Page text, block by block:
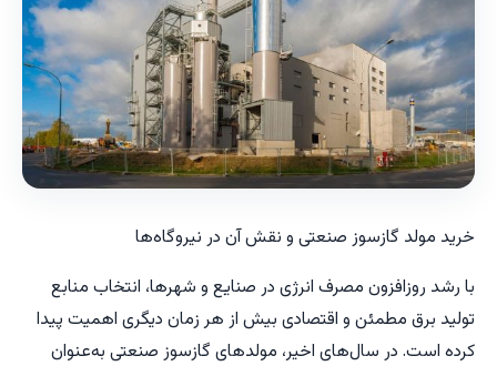
خرید مولد گازسوز صنعتی و نقش آن در نیروگاه‌ها
با رشد روزافزون مصرف انرژی در صنایع و شهرها، انتخاب منابع
تولید برق مطمئن و اقتصادی بیش از هر زمان دیگری اهمیت پیدا
کرده است. در سال‌های اخیر، مولدهای گازسوز صنعتی به‌عنوان